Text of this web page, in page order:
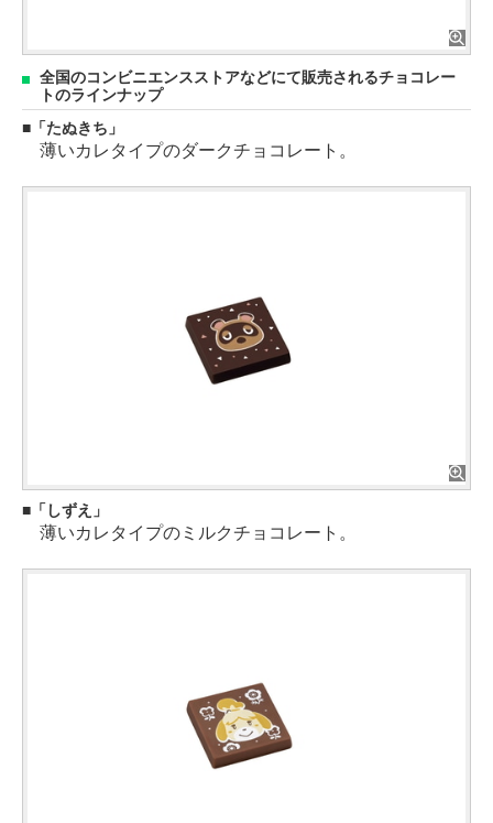
全国のコンビニエンスストアなどにて販売されるチョコレー
トのラインナップ
「たぬきち」
薄いカレタイプのダークチョコレート。
「しずえ」
薄いカレタイプのミルクチョコレート。